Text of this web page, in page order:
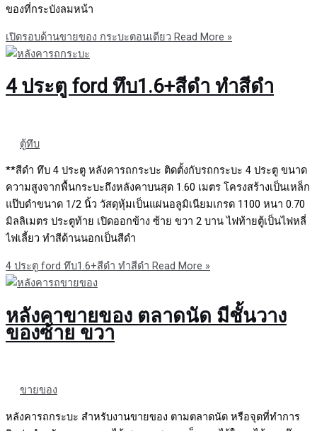
ของที่กระบังลมหน้า
เปิดรอบด้านขายของ กระบะตอนเดียว Read More »
4 ประตู ford ทึบ1.6+สีดำ ทำสีดำ
ตู้ทึบ
**สีดำ ทึบ 4 ประตู หลังคารถกระบะ ติดตั้งกับรถกระบะ 4 ประตู ขนาด
ความสูงจากพื้นกระบะถึงหลังคาบนสุด 1.60 เมตร โครงสร้างเป็นเหล็ก
แป๊บดำขนาด 1/2 นิ้ว วัสดุหุ้มเป็นแผ่นอลูมิเนียมเกรด 1100 หนา 0.70
มิลลิเมตร ประตูท้าย เปิดออกข้าง ซ้าย ขวา 2 บาน ไฟท้ายตู้เป็นไฟหลี่
ไฟเลี้ยว ทำสีด้านนอกเป็นสีดำ
4 ประตู ford ทึบ1.6+สีดำ ทำสีดำ Read More »
หลังคาขายของ ตลาดนัด มีชั้นวาง
ของซ้าย ขวา
ขายของ
หลังคารถกระบะ สำหรับงานขายของ ตามตลาดนัด หรือจุดที่ทำการ